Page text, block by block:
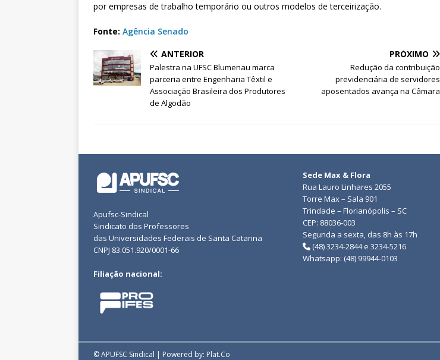
por empresas de trabalho temporário ou outros modelos de terceirização.
Fonte: Agência Senado
ANTERIOR
Palestra na UFSC Blumenau marca
parceria entre Engenharia Têxtil e
Associação Brasileira dos Produtores
de Algodão
PRÓXIMO
Redução da contribuição
previdenciária de servidores
aposentados avança na Câmara
Apufsc-Sindical
Sindicato dos Professores
das Universidades Federais de Santa Catarina
CNPJ 83.051.920/0001-66
Filiação nacional:
Sede Max & Flora
Rua Lauro Linhares 2055
Torre Max – Sala 901
Trindade – Florianópolis – SC
CEP: 88036-003
Segunda a sexta, das 8h às 17h
(48) 3234-2844 e 3234-5216
Whatsapp: (48) 99944-0103
© APUFSC Sindical | Powered by: Plat.Co